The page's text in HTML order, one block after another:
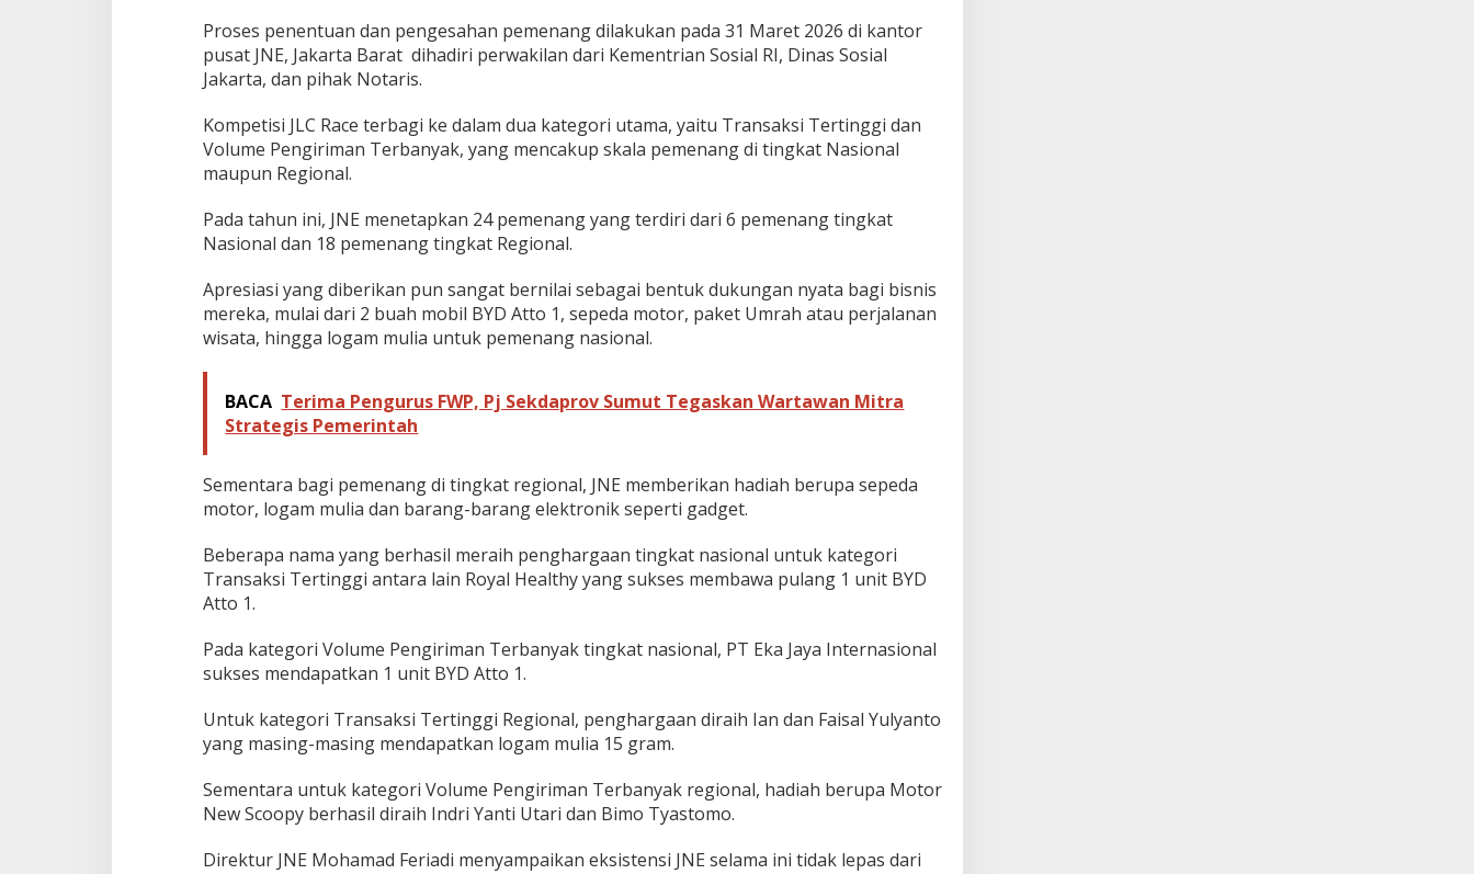
Proses penentuan dan pengesahan pemenang dilakukan pada 31 Maret 2026 di kantor
pusat JNE, Jakarta Barat dihadiri perwakilan dari Kementrian Sosial RI, Dinas Sosial
Jakarta, dan pihak Notaris.
Kompetisi JLC Race terbagi ke dalam dua kategori utama, yaitu Transaksi Tertinggi dan
Volume Pengiriman Terbanyak, yang mencakup skala pemenang di tingkat Nasional
maupun Regional.
Pada tahun ini, JNE menetapkan 24 pemenang yang terdiri dari 6 pemenang tingkat
Nasional dan 18 pemenang tingkat Regional.
Apresiasi yang diberikan pun sangat bernilai sebagai bentuk dukungan nyata bagi bisnis
mereka, mulai dari 2 buah mobil BYD Atto 1, sepeda motor, paket Umrah atau perjalanan
wisata, hingga logam mulia untuk pemenang nasional.
BACA Terima Pengurus FWP, Pj Sekdaprov Sumut Tegaskan Wartawan Mitra
Strategis Pemerintah
Sementara bagi pemenang di tingkat regional, JNE memberikan hadiah berupa sepeda
motor, logam mulia dan barang-barang elektronik seperti gadget.
Beberapa nama yang berhasil meraih penghargaan tingkat nasional untuk kategori
Transaksi Tertinggi antara lain Royal Healthy yang sukses membawa pulang 1 unit BYD
Atto 1.
Pada kategori Volume Pengiriman Terbanyak tingkat nasional, PT Eka Jaya Internasional
sukses mendapatkan 1 unit BYD Atto 1.
Untuk kategori Transaksi Tertinggi Regional, penghargaan diraih Ian dan Faisal Yulyanto
yang masing-masing mendapatkan logam mulia 15 gram.
Sementara untuk kategori Volume Pengiriman Terbanyak regional, hadiah berupa Motor
New Scoopy berhasil diraih Indri Yanti Utari dan Bimo Tyastomo.
Direktur JNE Mohamad Feriadi menyampaikan eksistensi JNE selama ini tidak lepas dari